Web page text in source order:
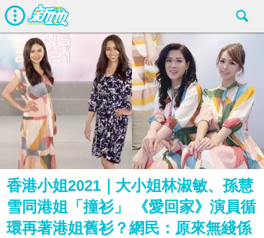
香港小姐2021｜大小姐林淑敏、孫慧
雪同港姐「撞衫」 《愛回家》演員循
環再著港姐舊衫？網民：原來無綫係